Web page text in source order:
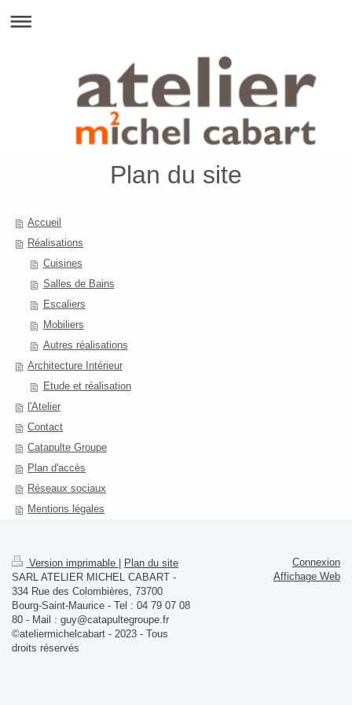
Plan du site
Accueil
Réalisations
Cuisines
Salles de Bains
Escaliers
Mobiliers
Autres réalisations
Architecture Intérieur
Etude et réalisation
l'Atelier
Contact
Catapulte Groupe
Plan d'accès
Réseaux sociaux
Mentions légales
Version imprimable
Plan du site
SARL ATELIER MICHEL CABART -
334 Rue des Colombières, 73700
Bourg-Saint-Maurice - Tel : 04 79 07 08
80 - Mail : guy@catapultegroupe.fr
©ateliermichelcabart - 2023 - Tous
droits réservés
Connexion
Affichage Web